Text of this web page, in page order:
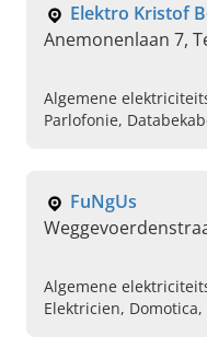
Elektro Kristof
Anemonenlaan 7,
Algemene
Parlofonie,
FuNgUs
Algemene
Elektricien,